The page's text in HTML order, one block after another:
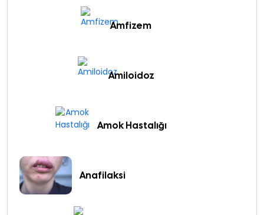
Amfizem
Amiloidoz
Amok Hastalığı
Anafilaksi